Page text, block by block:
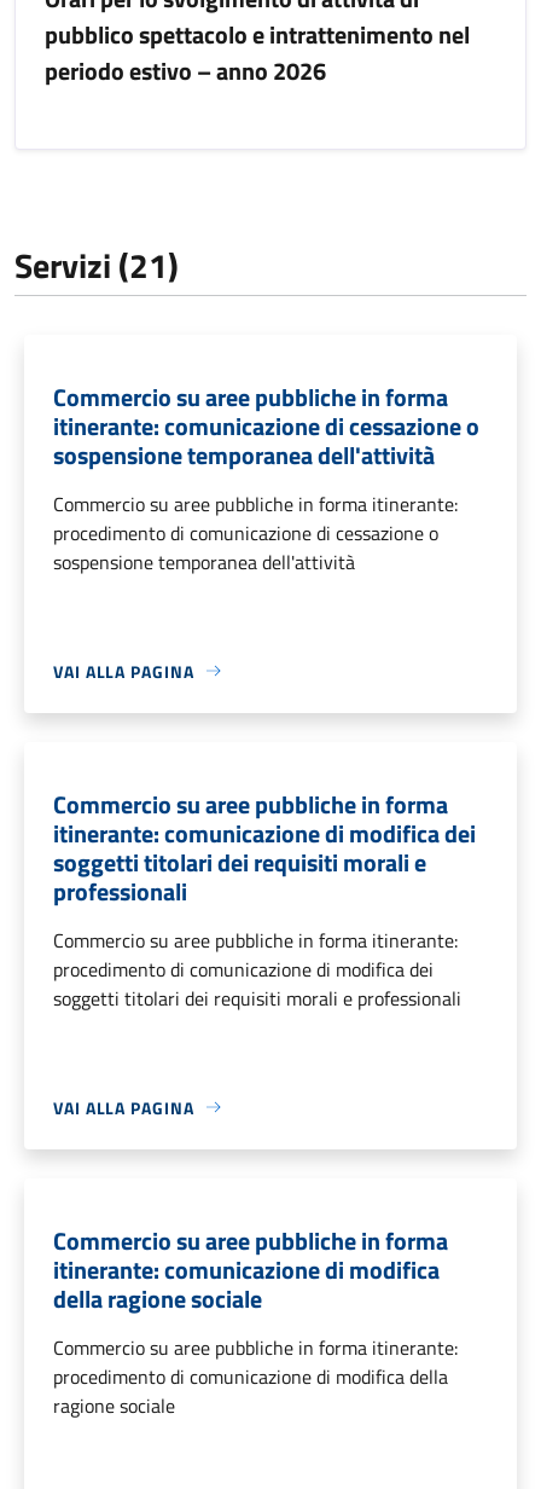
pubblico spettacolo e intrattenimento nel
periodo estivo – anno 2026
Servizi (21)
Commercio su aree pubbliche in forma
itinerante: comunicazione di cessazione o
sospensione temporanea dell'attività
Commercio su aree pubbliche in forma itinerante:
procedimento di comunicazione di cessazione o
sospensione temporanea dell'attività
VAI ALLA PAGINA
Commercio su aree pubbliche in forma
itinerante: comunicazione di modifica dei
soggetti titolari dei requisiti morali e
professionali
Commercio su aree pubbliche in forma itinerante:
procedimento di comunicazione di modifica dei
soggetti titolari dei requisiti morali e professionali
VAI ALLA PAGINA
Commercio su aree pubbliche in forma
itinerante: comunicazione di modifica
della ragione sociale
Commercio su aree pubbliche in forma itinerante:
procedimento di comunicazione di modifica della
ragione sociale